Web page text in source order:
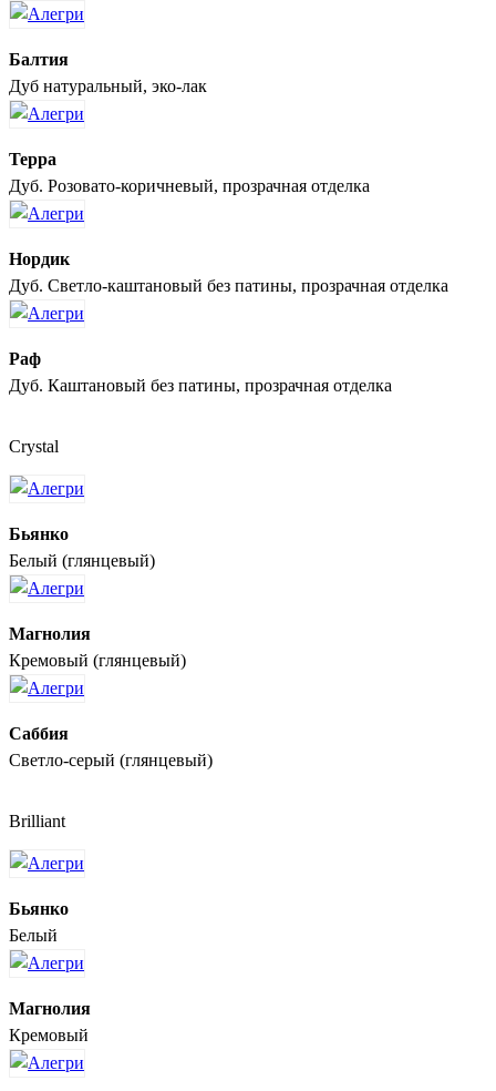
Балтия
Дуб натуральный, эко-лак
Терра
Дуб. Розовато-коричневый, прозрачная отделка
Нордик
Дуб. Светло-каштановый без патины, прозрачная отделка
Раф
Дуб. Каштановый без патины, прозрачная отделка
Crystal
Бьянко
Белый (глянцевый)
Магнолия
Кремовый (глянцевый)
Саббия
Светло-серый (глянцевый)
Brilliant
Бьянко
Белый
Магнолия
Кремовый